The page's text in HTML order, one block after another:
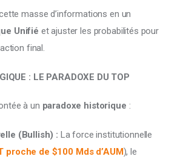
masse d’informations en un
Unifié et ajuster les probabilités pour
final.
: LE PARADOXE DU TOP
à un paradoxe historique :
(Bullish) : La force institutionnelle
proche de $100 Mds d’AUM), le